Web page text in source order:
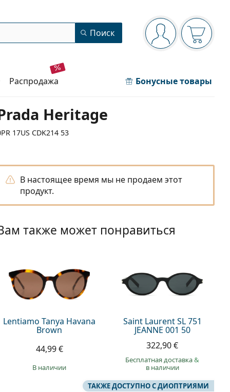
Панель навигации
Вы вошли вВаша
Поиск
распродажа Бонусные товары
Heritage
17US CDK214 53
В настоящее время мы не продаем этот
продукт.
также может понравиться
Lentiamo Tanya Havana
Brown
44,99 €
в наличии
Saint Laurent SL 751
JEANNE 001 50
322,90 €
Бесплатная доставка&
в наличии
ТАКЖЕ ДОСТУПНО С ДИОПТРИЯМИ